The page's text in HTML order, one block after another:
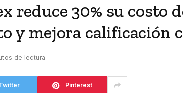
reduce 30% su costo
y mejora calificación
de lectura
Twitter Pinterest